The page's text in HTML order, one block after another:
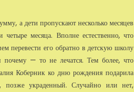
а дети пропускают несколько месяцев
месяца. Вполне естественно, что
перевести его обратно в детскую школу
почему — то не лечатся. Тем более, что
Коберник ко дню рождения подарила
позже украденный. Случайно или нет,